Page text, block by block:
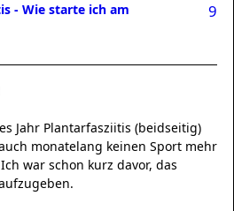
- Wie starte ich am
9
Jahr Plantarfasziitis (beidseitig)
monatelang keinen Sport mehr
war schon kurz davor, das